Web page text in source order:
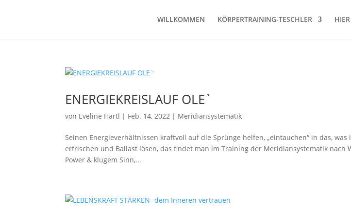
WILLKOMMEN KÖRPERTRAINING-TESCHLER
ENERGIEKREISLAUF OLE`
von Eveline Hartl | Feb. 14, 2022 | Meridiansystematik
Seinen Energieverhältnissen kraftvoll auf die Sprünge helfen, „eintauchen“ in das,
erfrischen und Ballast lösen, das findet man im Training der Meridiansystematik nach
Power & klugem Sinn,...